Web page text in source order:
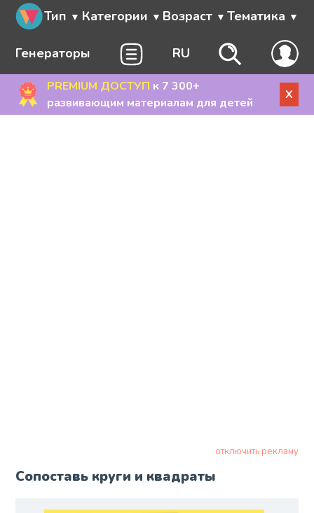
Тип Категории Возраст Тематика
Генераторы RU
PREMIUM ДОСТУП к 7 300+
развивающим материалам для детей
X
отключить рекламу
Сопоставь круги и квадраты